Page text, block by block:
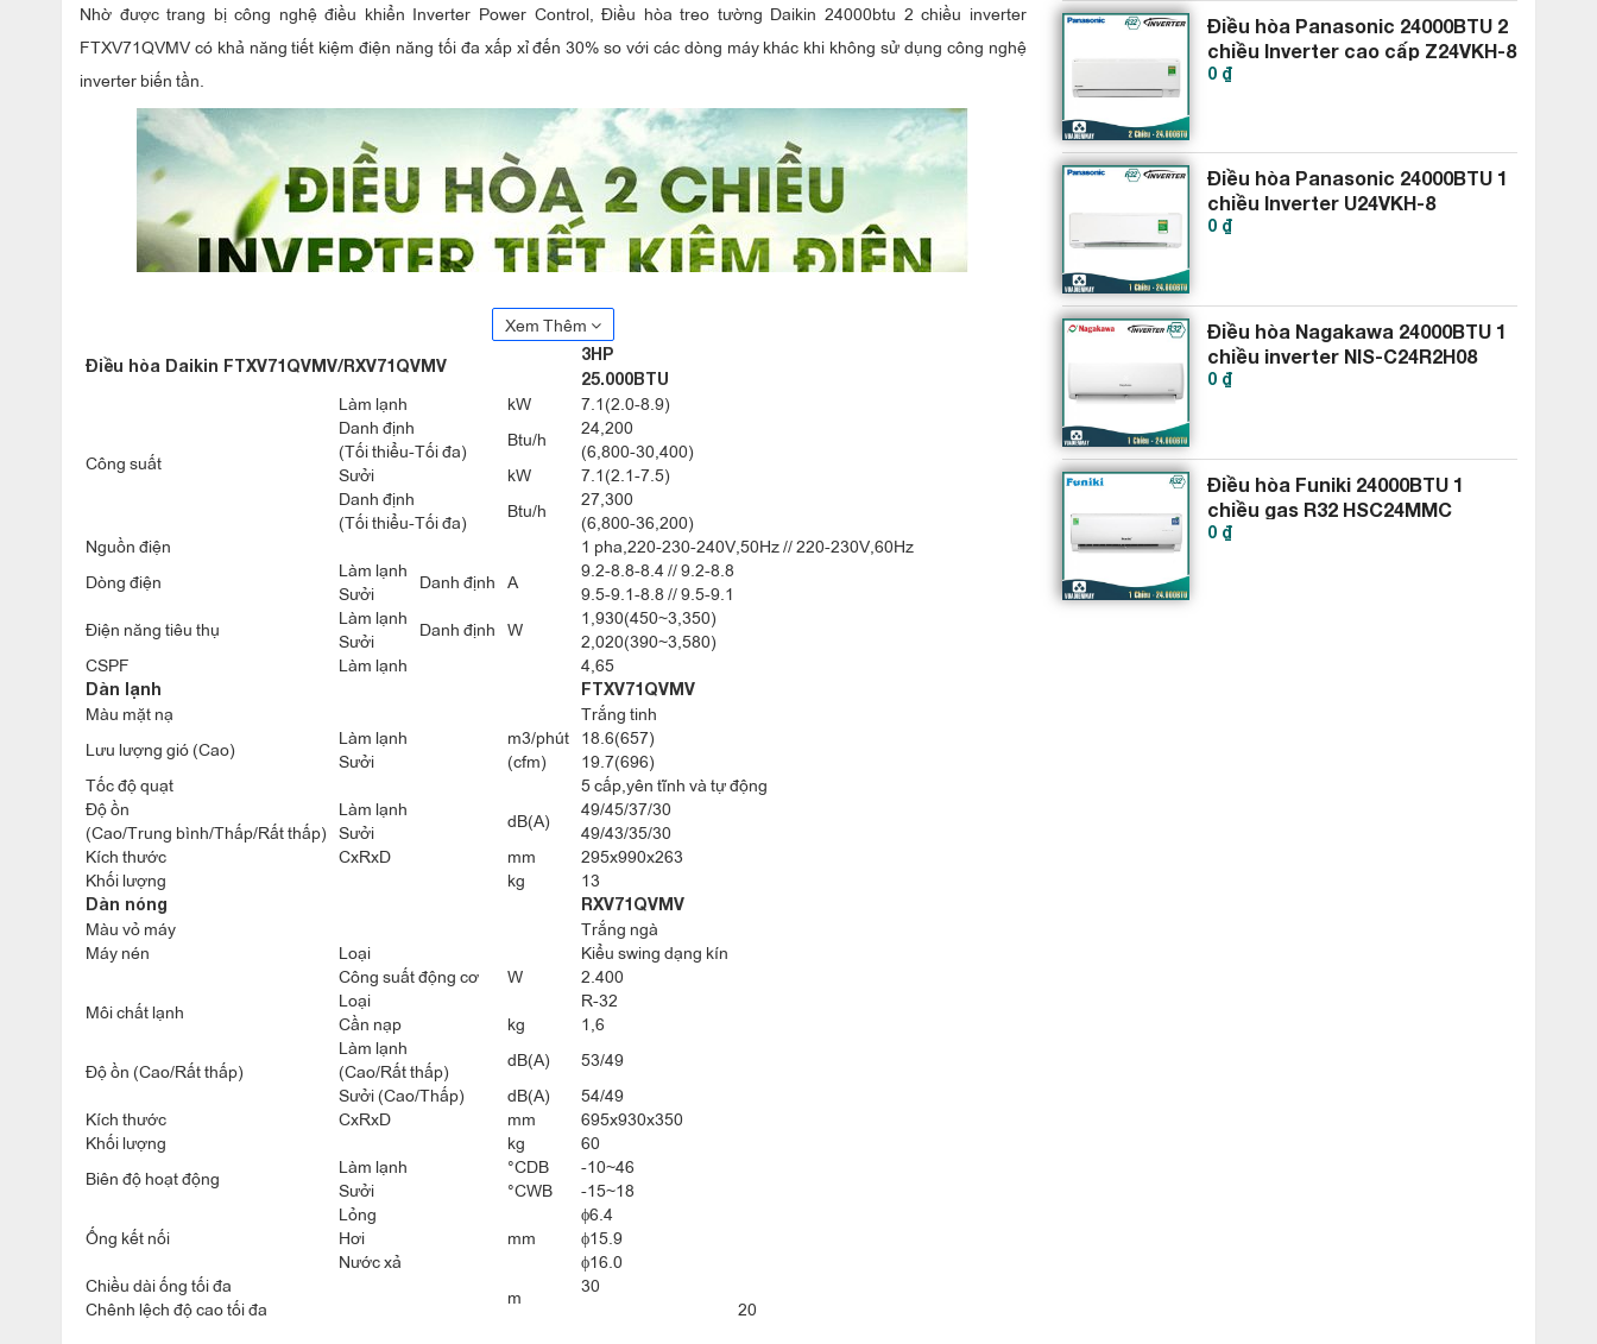
Nhờ được trang bị công nghệ điều khiển Inverter Power Control,Điều hòa treo tường Daikin 24000btu 2 chiều inverter
FTXV71QVMV có khả năng tiết kiệm điện năng tối đa xấp xỉ đến 30% so với các dòng máy khác khi không sử dụng công nghệ
inverter biến tần.
Khi máy chạy ở chế độ điều khiển Inverter Power Control sẽ giúp cho máy có tốc độ làm lạnh nhanh rất tốt, máy có thể đạt được
nhiệt độ cài đặt ban đầu trong thời gian rất ngắn và có thể duy trì mức công suất phù hợp nhất để duy trì nhiệt độ đó mà vẫn đảm
bảo tiết kiệm năng lượng.
Măt thần thông minh hai khu vực
Tại thế hệ mới này máy sử dụng công nghệ Intelligent eye, nó là một cảm biến bộ cảm biến hồng ngoại có khả năng thăm dò
chuyển động của con người ở trong phòng. Mắt thần thông minh ngăn hao phí điện năng bằng cách sử dụng cảm biến hồng
ngoại phát hiện chuyển động của người trong phòng.
Xem Thêm
Điều hòa Daikin FTXV71QVMV/RXV71QVMV
3HP
25.000BTU
Công suất
Làm lạnh
Danh định
(Tối thiểu-Tối đa)
kW
7.1(2.0-8.9)
Btu/h
24,200
(6,800-30,400)
Sưởi
Danh định
(Tối thiểu-Tối đa)
kW
7.1(2.1-7.5)
Btu/h
27,300
(6,800-36,200)
Nguồn điện
1 pha,220-230-240V,50Hz // 220-230V,60Hz
Dòng điện
Làm lạnh
Danh định A
9.2-8.8-8.4 // 9.2-8.8
Sưởi
9.5-9.1-8.8 // 9.5-9.1
Điện năng tiêu thụ
Làm lạnh
Danh định W
1,930(450~3,350)
Sưởi
2,020(390~3,580)
CSPF
Làm lạnh 4,65
Dàn lạnh FTXV71QVMV
Màu mặt nạ
Trắng tinh
Lưu lượng gió (Cao)
Làm lạnh
m3/phút
(cfm)
18.6(657)
Sưởi
19.7(696)
Tốc độ quạt
5 cấp,yên tĩnh và tự động
Độ ồn
(Cao/Trung bình/Thấp/Rất thấp)
Làm lạnh
dB(A)
49/45/37/30
Sưởi
49/43/35/30
Kích thước
CxRxD mm
295x990x263
Khối lượng
kg 13
Dàn nóng RXV71QVMV
Màu vỏ máy
Trắng ngà
Máy nén
Loại
Kiểu swing dạng kín
Công suất động cơ
W
2.400
Môi chất lạnh
Loại
R-32
Cần nạp
kg 1,6
Độ ồn (Cao/Rất thấp)
Làm lạnh
(Cao/Rất thấp)
dB(A)
53/49
Sưởi (Cao/Thấp)
dB(A)
54/49
Kích thước
CxRxD mm
695x930x350
Khối lượng
kg
60
Biên độ hoạt động
Làm lạnh °CDB
-10~46
Sưởi
°CWB -15~18
Ống kết nối
Lỏng
mm
ϕ6.4
Hơi
ϕ15.9
Nước xả
ϕ16.0
Chiều dài ống tối đa
m
30
Chênh lệch độ cao tối đa
20
Điều hòa Panasonic 24000BTU 2
chiều Inverter cao cấp Z24VKH-8
0 ₫
Điều hòa Panasonic 24000BTU 1
chiều Inverter U24VKH-8
0 ₫
Điều hòa Nagakawa 24000BTU 1
chiều inverter NIS-C24R2H08
0 ₫
Điều hòa Funiki 24000BTU 1
chiều gas R32 HSC24MMC
0 ₫